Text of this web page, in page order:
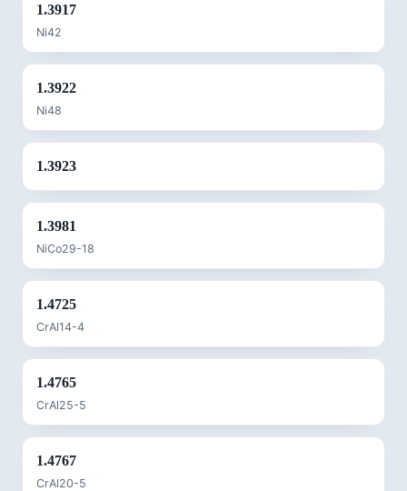
1.3917
Ni42
1.3922
Ni48
1.3923
1.3981
NiCo29-18
1.4725
CrAl14-4
1.4765
CrAl25-5
1.4767
CrAl20-5